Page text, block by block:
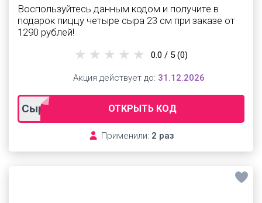
Воспользуйтесь данным кодом и получите в
подарок пиццу четыре сыра 23 см при заказе от
1290 рублей!
Сырно ОТКРЫТЬ КОД
Применили: 2 раз
0.0 / 5 (0)
Акция действует до: 31.12.2026